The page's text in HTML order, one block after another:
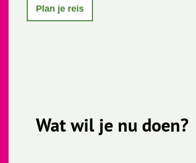
Plan je reis
Wat wil je nu doen?